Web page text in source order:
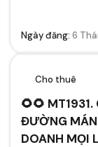
Ngày đăng: 6
Cho thuê
🌻🌻
ĐƯỜNG
DOANH MỌI